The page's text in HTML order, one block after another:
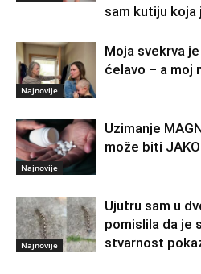
sam kutiju koja
Najnovije
Moja svekrva
ćelavo – a moj
Najnovije
Uzimanje
može biti JAKO
Najnovije
Ujutru sam u
pomislila da je
stvarnost